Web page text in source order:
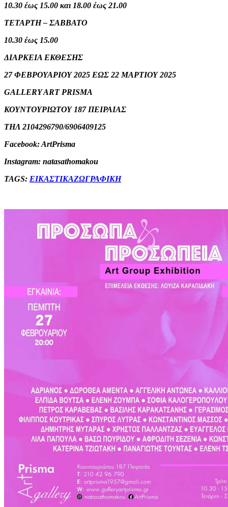
10.30 έως 15.00 και 18.00 έως 21.00
ΤΕΤΑΡΤΗ – ΣΑΒΒΑΤΟ
10.30 έως 15.00
ΔΙΑΡΚΕΙΑ ΕΚΘΕΣΗΣ
27 ΦΕΒΡΟΥΑΡΙΟΥ 2025 ΕΩΣ 22 ΜΑΡΤΙΟΥ 2025
GALLERY ART PRISMA
ΚΟΥΝΤΟΥΡΙΩΤΟΥ 187 ΠΕΙΡΑΙΑΣ
ΤΗΛ 2104296790/6906409125
Facebook: ArtPrisma
Instagram: natasathomakou
TAGS: ΕΙΚΑΣΤΙΚΑΖΩΓΡΑΦΙΚΗ